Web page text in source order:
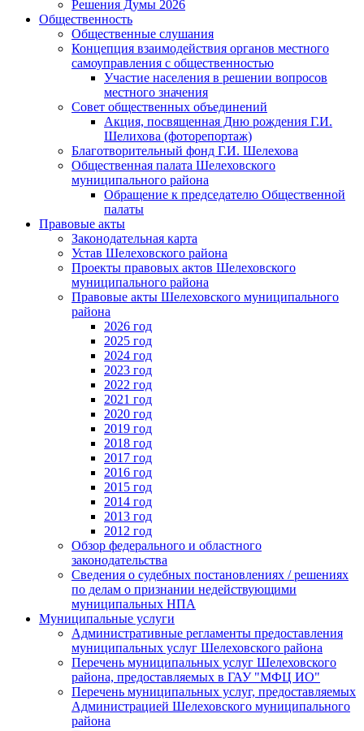
Решения Думы 2026
Общественность
Общественные слушания
Концепция взаимодействия органов местного
самоуправления с общественностью
Участие населения в решении вопросов
местного значения
Совет общественных объединений
Акция, посвященная Дню рождения Г.И.
Шелихова (фоторепортаж)
Благотворительный фонд Г.И. Шелехова
Общественная палата Шелеховского
муниципального района
Обращение к председателю Общественной
палаты
Правовые акты
Законодательная карта
Устав Шелеховского района
Проекты правовых актов Шелеховского
муниципального района
Правовые акты Шелеховского муниципального
района
2026 год
2025 год
2024 год
2023 год
2022 год
2021 год
2020 год
2019 год
2018 год
2017 год
2016 год
2015 год
2014 год
2013 год
2012 год
Обзор федерального и областного
законодательства
Сведения о судебных постановлениях / решениях
по делам о признании недействующими
муниципальных НПА
Муниципальные услуги
Административные регламенты предоставления
муниципальных услуг Шелеховского района
Перечень муниципальных услуг Шелеховского
района, предоставляемых в ГАУ "МФЦ ИО"
Перечень муниципальных услуг, предоставляемых
Администрацией Шелеховского муниципального
района